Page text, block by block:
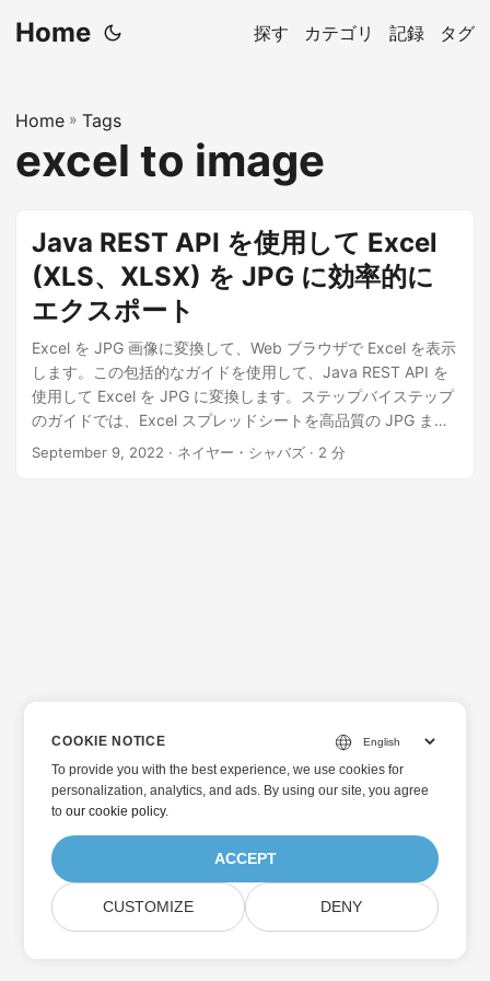
Home 探す カテゴリ 記録 タグ
Home » Tags
excel to image
Java REST API を使用して Excel
(XLS、XLSX) を JPG に効率的に
エクスポート
Excel を JPG 画像に変換して、Web ブラウザで Excel を表示
します。この包括的なガイドを使用して、Java REST API を
使用して Excel を JPG に変換します。ステップバイステップ
のガイドでは、Excel スプレッドシートを高品質の JPG また
は JPEG 画像として簡単にエクスポートできます。ドキュメ
September 9, 2022 · ネイヤー・シャバズ · 2 分
COOKIE NOTICE
To provide you with the best experience, we use cookies for
personalization, analytics, and ads. By using our site, you agree
toour cookie policy.
ACCEPT
CUSTOMIZE DENY